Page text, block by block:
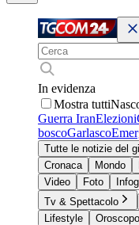
In evidenza
Mostra tutti
Guerra IranElezioni
boscoGarlasco
Tutte le notizie del
Cronaca
Mondo
Video
Foto
Tv & Spettacolo
Lifestyle
Oroscopo